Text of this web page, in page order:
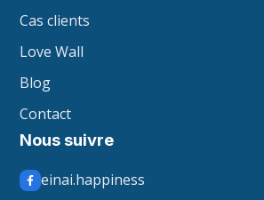
Cas clients
Love Wall
Blog
Contact
Nous suivre
einai.happiness